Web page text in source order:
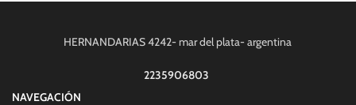
HERNANDARIAS 4242- mar del plata- argentina
2235906803
NAVEGACIÓN